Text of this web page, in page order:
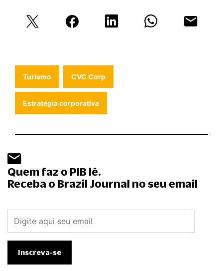
Turismo CVC Corp
Estratégia corporativa
Quem faz o PIB lê.
Receba o Brazil Journal no seu email